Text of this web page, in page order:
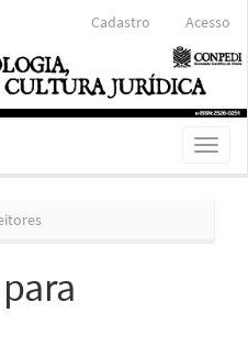
Cadastro Acesso
Toggle